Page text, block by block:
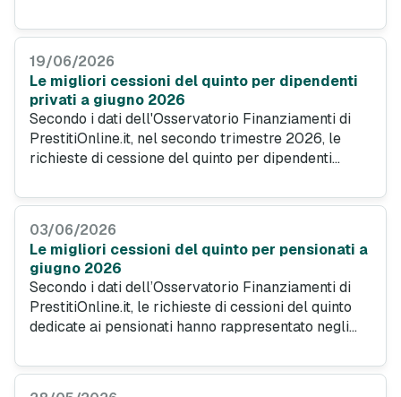
crescente interesse verso questa forma di
per i dipendenti pubblici a fine giugno 2026.
19/06/2026
Le migliori cessioni del quinto per dipendenti
privati a giugno 2026
Secondo i dati dell'Osservatorio Finanziamenti di
PrestitiOnline.it, nel secondo trimestre 2026, le
richieste di cessione del quinto per dipendenti
con un importo medio pari a 20.118 euro. Scopriamo
di giugno 2026.
03/06/2026
Le migliori cessioni del quinto per pensionati a
giugno 2026
Secondo i dati dell’Osservatorio Finanziamenti di
PrestitiOnline.it, le richieste di cessioni del quinto
dedicate ai pensionati hanno rappresentato negli
medio di 17.649 euro, una durata di 120 mesi e